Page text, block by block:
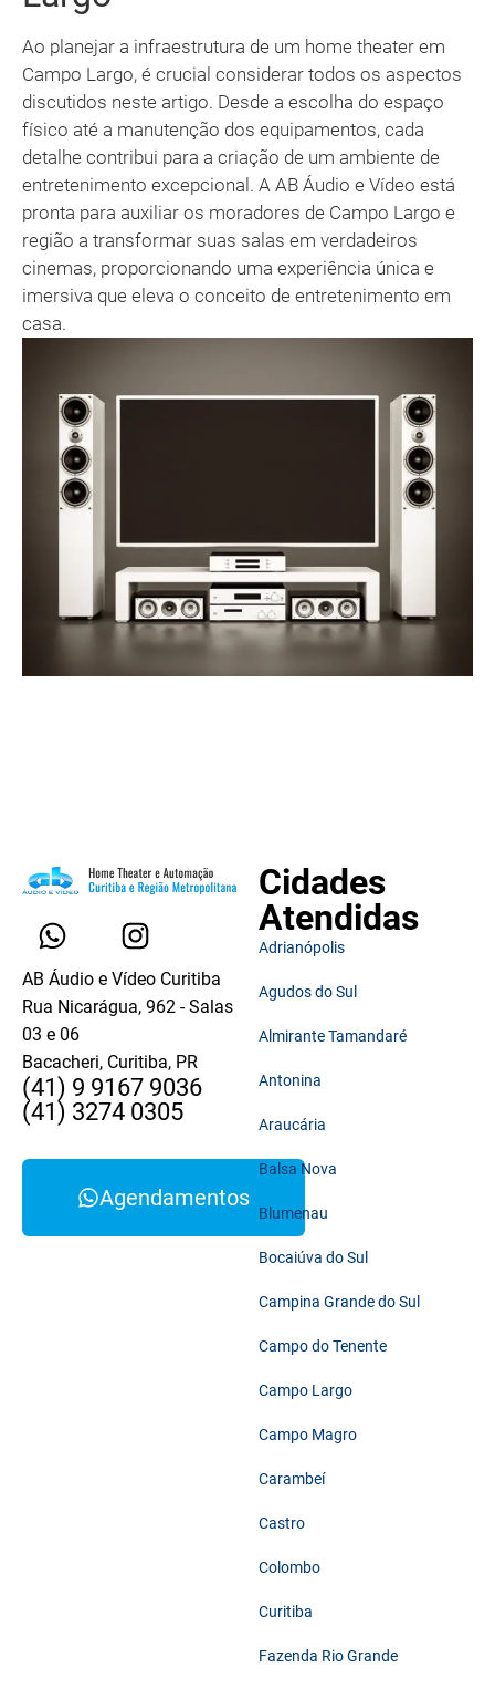
Ao planejar a infraestrutura de um home theater em
Campo Largo, é crucial considerar todos os aspectos
discutidos neste artigo. Desde a escolha do espaço
físico até a manutenção dos equipamentos, cada
detalhe contribui para a criação de um ambiente de
entretenimento excepcional. A AB Áudio e Vídeo está
pronta para auxiliar os moradores de Campo Largo e
região a transformar suas salas em verdadeiros
cinemas, proporcionando uma experiência única e
imersiva que eleva o conceito de entretenimento em
casa.
AB Áudio e Vídeo Curitiba
Rua Nicarágua, 962 - Salas
03 e 06
Bacacheri, Curitiba, PR
(41) 9 9167 9036
(41) 3274 0305
Agendamentos
Cidades
Atendidas
Adrianópolis
Agudos do Sul
Almirante Tamandaré
Antonina
Araucária
Balsa Nova
Blumenau
Bocaiúva do Sul
Campina Grande do Sul
Campo do Tenente
Campo Largo
Campo Magro
Carambeí
Castro
Colombo
Curitiba
Fazenda Rio Grande